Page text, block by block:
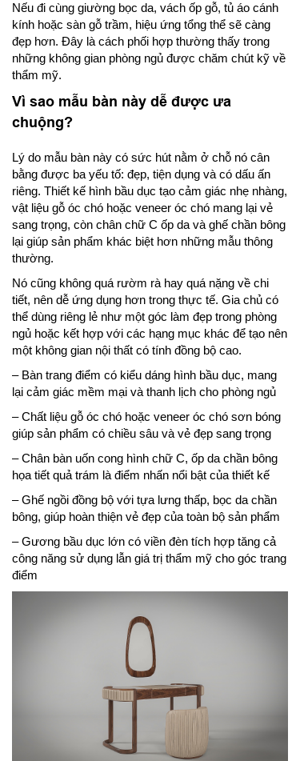
Nếu đi cùng giường bọc da, vách ốp gỗ, tủ áo cánh
kính hoặc sàn gỗ trầm, hiệu ứng tổng thể sẽ càng
đẹp hơn. Đây là cách phối hợp thường thấy trong
những không gian phòng ngủ được chăm chút kỹ về
thẩm mỹ.
Vì sao mẫu bàn này dễ được ưa
chuộng?
Lý do mẫu bàn này có sức hút nằm ở chỗ nó cân
bằng được ba yếu tố: đẹp, tiện dụng và có dấu ấn
riêng. Thiết kế hình bầu dục tạo cảm giác nhẹ nhàng,
vật liệu gỗ óc chó hoặc veneer óc chó mang lại vẻ
sang trọng, còn chân chữ C ốp da và ghế chần bông
lại giúp sản phẩm khác biệt hơn những mẫu thông
thường.
Nó cũng không quá rườm rà hay quá nặng về chi
tiết, nên dễ ứng dụng hơn trong thực tế. Gia chủ có
thể dùng riêng lẻ như một góc làm đẹp trong phòng
ngủ hoặc kết hợp với các hạng mục khác để tạo nên
một không gian nội thất có tính đồng bộ cao.
– Bàn trang điểm có kiểu dáng hình bầu dục, mang
lại cảm giác mềm mại và thanh lịch cho phòng ngủ
– Chất liệu gỗ óc chó hoặc veneer óc chó sơn bóng
giúp sản phẩm có chiều sâu và vẻ đẹp sang trọng
– Chân bàn uốn cong hình chữ C, ốp da chần bông
họa tiết quả trám là điểm nhấn nổi bật của thiết kế
– Ghế ngồi đồng bộ với tựa lưng thấp, bọc da chần
bông, giúp hoàn thiện vẻ đẹp của toàn bộ sản phẩm
– Gương bầu dục lớn có viền đèn tích hợp tăng cả
công năng sử dụng lẫn giá trị thẩm mỹ cho góc trang
điểm